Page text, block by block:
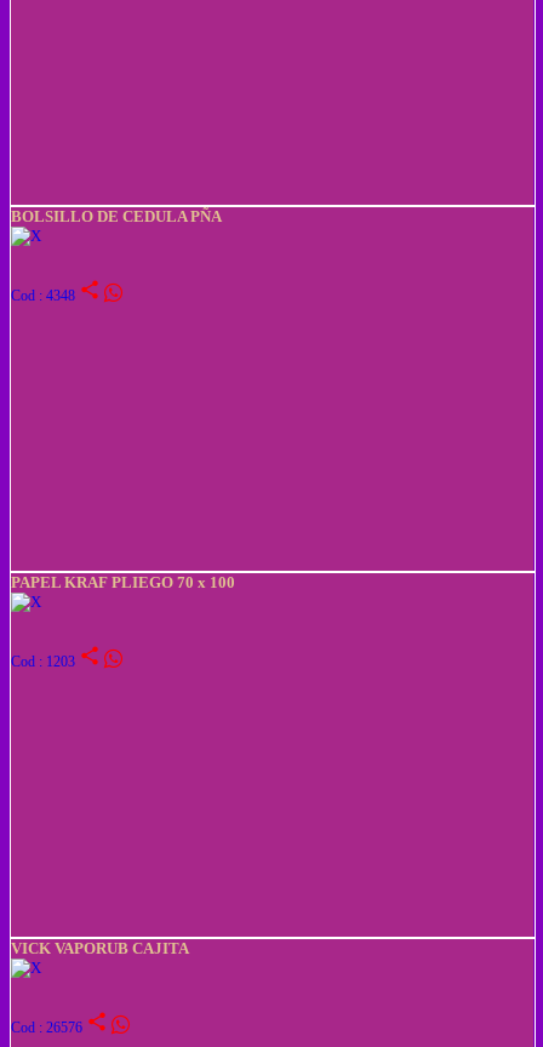
BOLSILLO DE CEDULA PÑA
Cod : 4348 share
PAPEL KRAF PLIEGO 70 x 100
Cod : 1203 share
VICK VAPORUB CAJITA
Cod : 26576 share